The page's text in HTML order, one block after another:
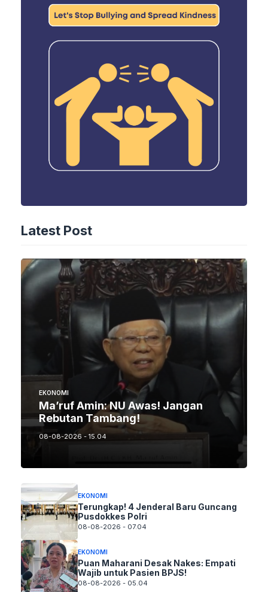
Latest Post
EKONOMI
Ma’ruf Amin: NU Awas! Jangan
Rebutan Tambang!
08-08-2026 - 15.04
EKONOMI
Terungkap! 4 Jenderal Baru Guncang
Pusdokkes Polri
08-08-2026 - 07.04
EKONOMI
Puan Maharani Desak Nakes: Empati
Wajib untuk Pasien BPJS!
08-08-2026 - 05.04